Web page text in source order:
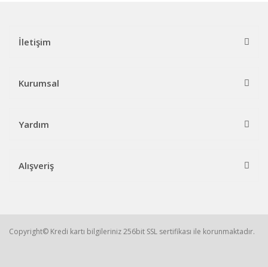
İletişim
Kurumsal
Yardım
Alışveriş
Copyright© Kredi kartı bilgileriniz 256bit SSL sertifikası ile korunmaktadır.